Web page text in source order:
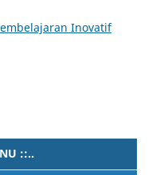
Inovatif
::..